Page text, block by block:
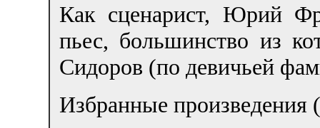
Как сценарист, Юрий
пьес, большинство из
Сидоров (по девичьей
Избранные произведения